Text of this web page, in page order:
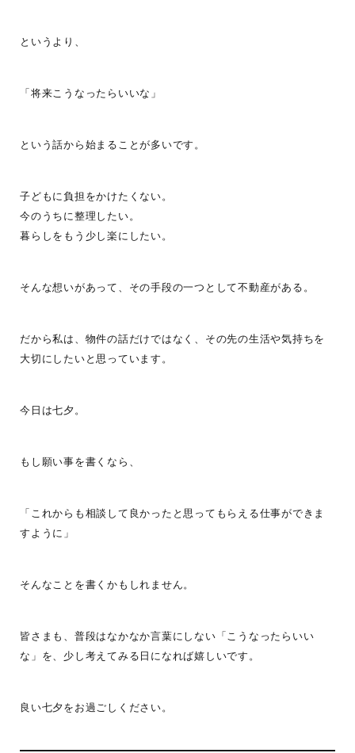
というより、
「将来こうなったらいいな」
という話から始まることが多いです。
子どもに負担をかけたくない。
今のうちに整理したい。
暮らしをもう少し楽にしたい。
そんな想いがあって、その手段の一つとして不動産がある。
だから私は、物件の話だけではなく、その先の生活や気持ちを
大切にしたいと思っています。
今日は七夕。
もし願い事を書くなら、
「これからも相談して良かったと思ってもらえる仕事ができま
すように」
そんなことを書くかもしれません。
皆さまも、普段はなかなか言葉にしない「こうなったらいい
な」を、少し考えてみる日になれば嬉しいです。
良い七夕をお過ごしください。